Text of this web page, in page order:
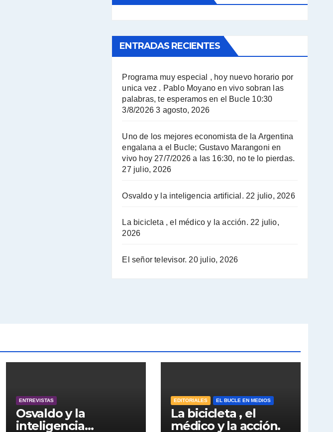
ENTRADAS RECIENTES
Programa muy especial , hoy nuevo horario por
unica vez . Pablo Moyano en vivo sobran las
palabras, te esperamos en el Bucle 10:30
3/8/2026 3 agosto, 2026
Uno de los mejores economista de la Argentina
engalana a el Bucle; Gustavo Marangoni en
vivo hoy 27/7/2026 a las 16:30, no te lo pierdas.
27 julio, 2026
Osvaldo y la inteligencia artificial. 22 julio, 2026
La bicicleta , el médico y la acción. 22 julio,
2026
El señor televisor. 20 julio, 2026
ENTREVISTAS
Osvaldo y la
inteligencia
EDITORIALES EL BUCLE EN MEDIOS
La bicicleta , el
médico y la acción.